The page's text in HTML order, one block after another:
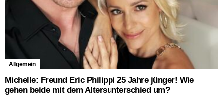
Allgemein
Michelle: Freund Eric Philippi 25 Jahre jünger! Wie
gehen beide mit dem Altersunterschied um?